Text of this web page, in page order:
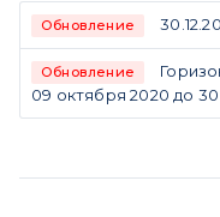
Обновление
Обновление
09 октября 2020 до